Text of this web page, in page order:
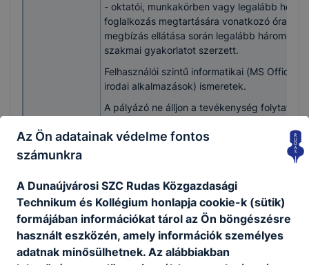
- oktatói, munkakörben vagy legalább heti
foglalkozás megtartására vonatkozó óraadói
megbízás ellátása során legalább hároméves
szakmai gyakorlatot szerzett.
Felhasználói szintű informatikai (MS Office,
irodai alkalmazások) ismeretek.
A pályázó ne álljon a tevékenység folytatását
büntetlen előéletű és cselekvőképes legyen,
törvénykönyvéről szóló 2012. évi I. törvény
44/A. §-ában felsorolt bűncselekményekre
vonatkozó kizáró körülmények.
Vagyonnyilatkozat-tételi eljárás lefolytatása.
Betölthetőség
időpontja
A munkakör legkorábban 2024. július 2.
napjától tölthető be.
Az Ön adatainak védelme fontos
számunkra
A Dunaújvárosi SZC Rudas Közgazdasági
Technikum és Kollégium honlapja cookie-k (sütik)
formájában információkat tárol az Ön böngészésre
használt eszközén, amely információk személyes
adatnak minősülhetnek. Az alábbiakban